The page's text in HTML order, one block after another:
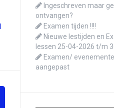
Ingeschreven maar
ontvangen?
Examen tijden !!!!
Nieuwe lestijden en
lessen 25-04-2026 t/m
Examen/
aangepast